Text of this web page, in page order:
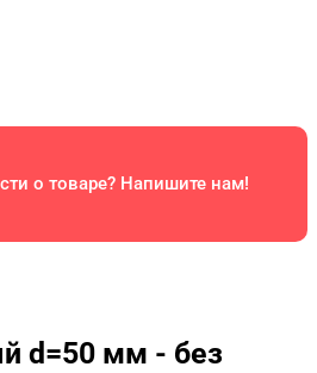
о товаре? Напишите нам!
d=50 мм - без